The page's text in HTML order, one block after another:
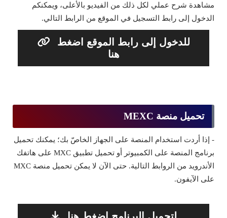
مشاهدة شرح عملي لكل ذلك من الفيديو بالأعلى، ويمكنكم
الدخول إلى رابط التسجيل في الموقع من الرابط التالي.
للدخول إلى رابط الموقع اضغط
هنا
تحميل منصة MEXC
- إذا أردت استخدام المنصة على الجهاز الخاصّ بك؛ يمكنك تحميل
برنامج المنصة على الكمبيوتر أو تحميل تطبيق MXC على هاتفك
الأندرويد من الروابط التالية. حتى الآن لا يمكن تحميل منصة MXC
على الآيفون.